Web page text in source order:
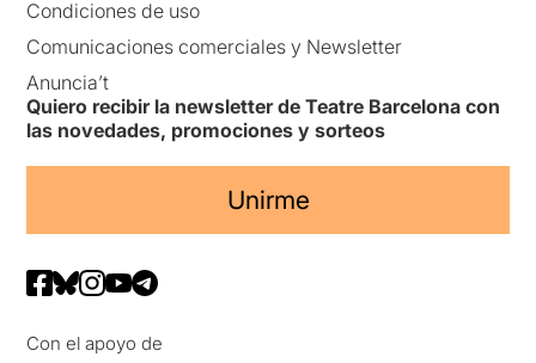
Condiciones de uso
Comunicaciones comerciales y Newsletter
Anuncia’t
Quiero recibir la newsletter de Teatre Barcelona con
las novedades, promociones y sorteos
Unirme
Con el apoyo de